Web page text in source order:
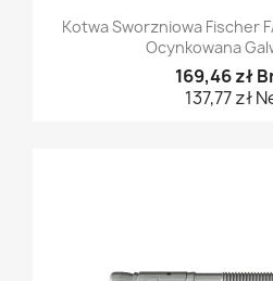
Kotwa Sworzniowa Fischer
Ocynkowana
169,46 zł
137,77 zł